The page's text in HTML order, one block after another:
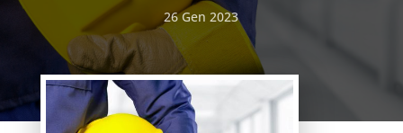
26 Gen 2023